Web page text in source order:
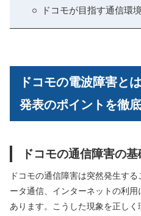
ドコモが目指す通信環
ドコモの電波障害と
発表のポイントを徹
ドコモの通信障害の
ドコモの通信障害は突然発生す
ータ通信、インターネットの利
あります。こうした現象を正し